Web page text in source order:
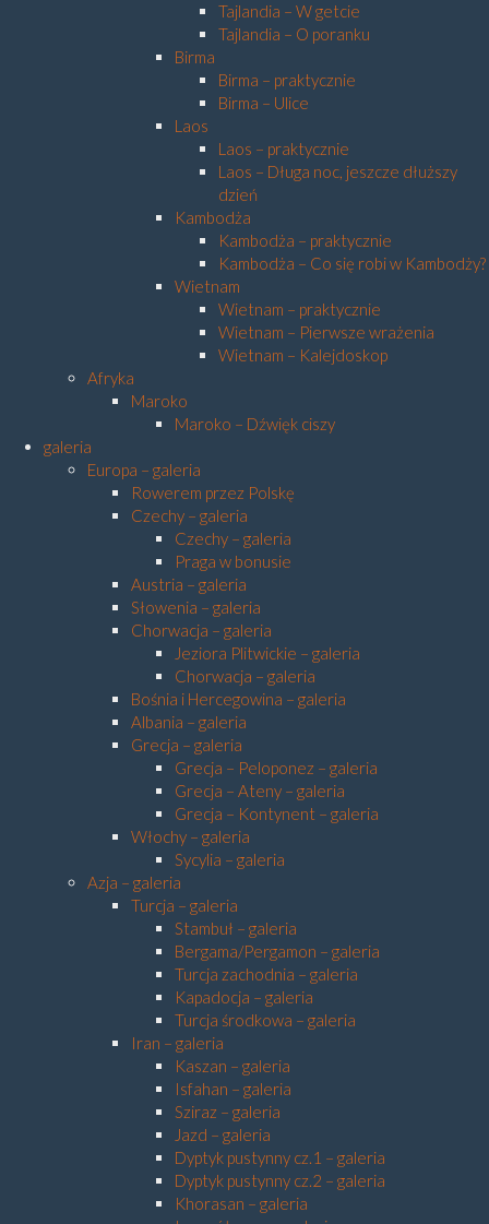
Tajlandia – W getcie
Tajlandia – O poranku
Birma
Birma – praktycznie
Birma – Ulice
Laos
Laos – praktycznie
Laos – Długa noc, jeszcze dłuższy
dzień
Kambodża
Kambodża – praktycznie
Kambodża – Co się robi w Kambodży?
Wietnam
Wietnam – praktycznie
Wietnam – Pierwsze wrażenia
Wietnam – Kalejdoskop
Afryka
Maroko
Maroko – Dźwięk ciszy
galeria
Europa – galeria
Rowerem przez Polskę
Czechy – galeria
Czechy – galeria
Praga w bonusie
Austria – galeria
Słowenia – galeria
Chorwacja – galeria
Jeziora Plitwickie – galeria
Chorwacja – galeria
Bośnia i Hercegowina – galeria
Albania – galeria
Grecja – galeria
Grecja – Peloponez – galeria
Grecja – Ateny – galeria
Grecja – Kontynent – galeria
Włochy – galeria
Sycylia – galeria
Azja – galeria
Turcja – galeria
Stambuł – galeria
Bergama/Pergamon – galeria
Turcja zachodnia – galeria
Kapadocja – galeria
Turcja środkowa – galeria
Iran – galeria
Kaszan – galeria
Isfahan – galeria
Sziraz – galeria
Jazd – galeria
Dyptyk pustynny cz.1 – galeria
Dyptyk pustynny cz.2 – galeria
Khorasan – galeria